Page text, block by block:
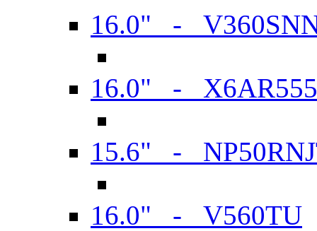
16.0" -
16.0" -
15.6" -
16.0" - V560TU